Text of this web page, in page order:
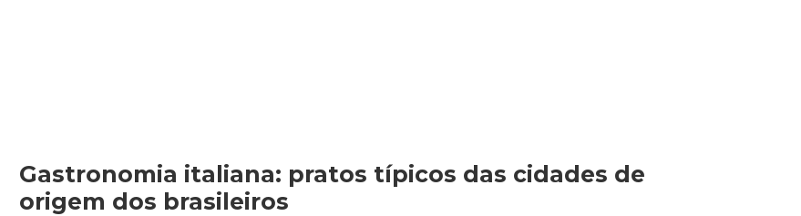
Gastronomia italiana: pratos típicos das cidades de
origem dos brasileiros